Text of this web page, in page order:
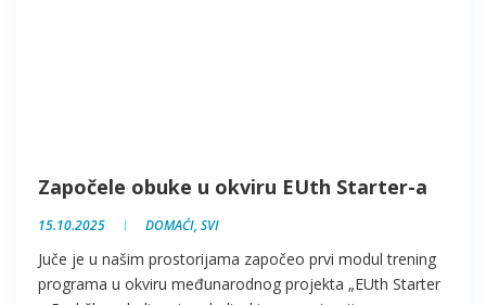
Započele obuke u okviru EUth Starter-a
15.10.2025 DOMAĆI, SVI
Juče je u našim prostorijama započeo prvi modul trening
programa u okviru međunarodnog projekta „EUth Starter